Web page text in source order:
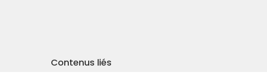
Contenus liés